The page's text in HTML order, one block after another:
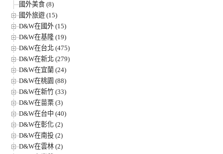
國外美食 (8)
國外旅遊 (15)
D&W在國外 (15)
D&W在基隆 (19)
D&W在台北 (475)
D&W在新北 (279)
D&W在宜蘭 (24)
D&W在桃園 (88)
D&W在新竹 (33)
D&W在苗栗 (3)
D&W在台中 (40)
D&W在彰化 (2)
D&W在南投 (2)
D&W在雲林 (2)